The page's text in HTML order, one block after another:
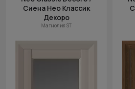
Сиена Нео Классик
Декоро
Магнолия ST